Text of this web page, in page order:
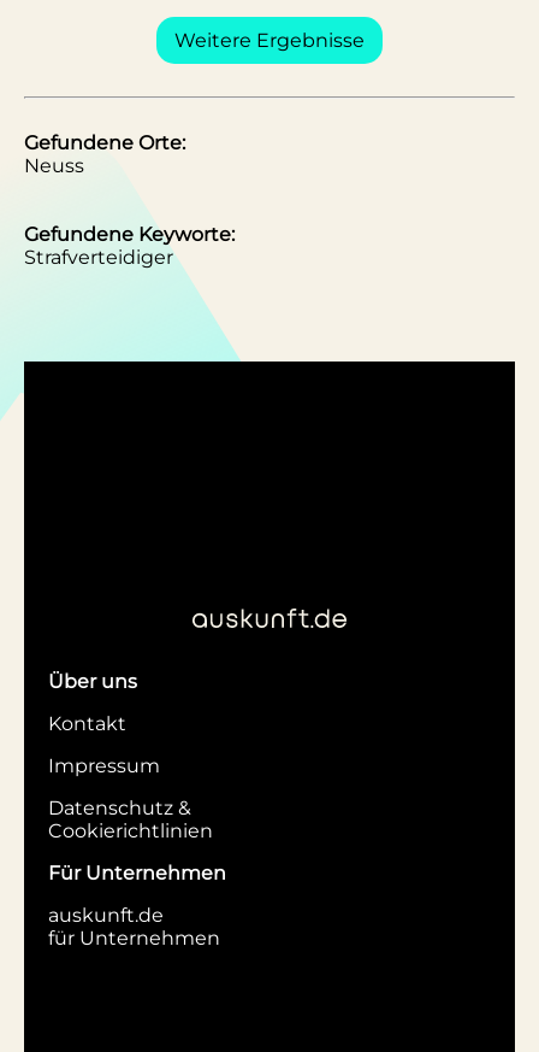
Weitere Ergebnisse
Gefundene Orte:
Neuss
Gefundene Keyworte:
Strafverteidiger
Über uns
Kontakt
Impressum
Datenschutz &
Cookierichtlinien
Für Unternehmen
auskunft.de
für Unternehmen